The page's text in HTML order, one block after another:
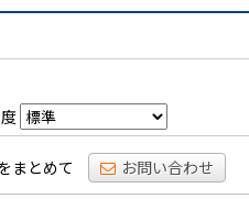
まとめて お問い合わせ